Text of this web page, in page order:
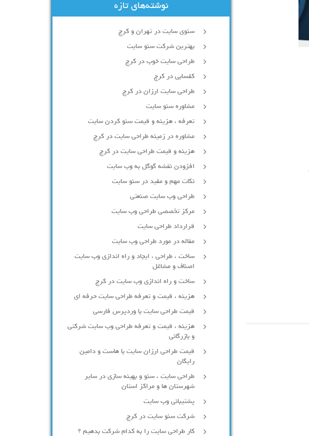
نوشته‌های تازه
سئوی سایت در تهران و کرج
بهترین شرکت سئو سایت
طراحی سایت خوب در کرج
کفسابی در کرج
طراحی سایت ارزان در کرج
مشاوره سئو سایت
تعرفه ، هزینه و قیمت سئو کردن سایت
مشاوره در زمینه طراحی سایت در کرج
هزینه و قیمت طراحی سایت در کرج
افزودن نقشه گوگل به وب سایت
نکات مهم و مفید در سئو سایت
طراحی وب سایت صنعتی
مرکز تخصصی طراحی وب سایت
قرارداد طراحی سایت
مقاله در مورد طراحی وب سایت
ساخت ، طراحی ، ایجاد و راه اندازی وب سایت
اصناف و مشاغل
ساخت و راه اندازی وب سایت در کرج
هزینه ، قیمت و تعرفه طراحی سایت حرفه ای
قیمت طراحی سایت با وردپرس فارسی
هزینه ، قیمت و تعرفه طراحی وب سایت شرکتی
و بازرگانی
قیمت طراحی ارزان سایت با هاست و دامین
رایگان
طراحی سایت ، سئو و بهینه سازی در سایر
شهرستان ها و مراکز استان
پشتیبانی وب سایت
شرکت سئو سایت در کرج
کار طراحی سایت را به کدام شرکت بدهیم ؟